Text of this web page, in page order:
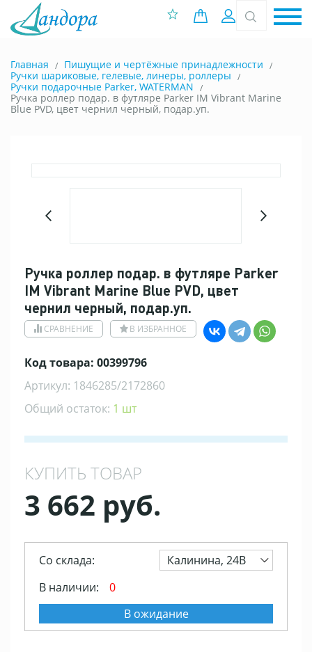
0 позиций
Вход
Главная
Пишущие и чертёжные принадлежности
Ручки шариковые, гелевые, линеры, роллеры
Ручки подарочные Parker, WATERMAN
Ручка роллер подар. в футляре Parker IM Vibrant Marine
Blue PVD, цвет чернил черный, подар.уп.
Ручка роллер подар. в футляре Parker
IM Vibrant Marine Blue PVD, цвет
чернил черный, подар.уп.
СРАВНЕНИЕ В ИЗБРАННОЕ
Код товара: 00399796
Артикул: 1846285/2172860
Общий остаток: 1 шт
КУПИТЬ ТОВАР
3 662 руб.
Со склада:
Калинина, 24В
В наличии:
0
В ожидание